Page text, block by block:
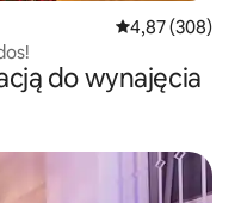
Średnia
4,87 (308)
do wynajęcia